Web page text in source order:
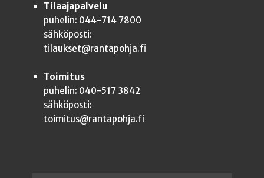
Tilaajapalvelu
puhelin: 044-714 7800
sähköposti:
tilaukset@rantapohja.fi
Toimitus
puhelin: 040-517 3842
sähköposti:
toimitus@rantapohja.fi